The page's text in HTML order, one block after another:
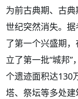
为前古典期、古
世纪突然消失。
了第一个兴盛期
立了第一批“城邦
个遗迹面积达130
塔、祭坛等多处